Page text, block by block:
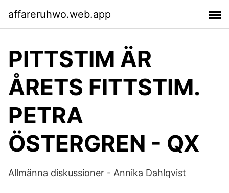
affareruhwo.web.app
PITTSTIM ÄR
ÅRETS FITTSTIM.
PETRA
ÖSTERGREN - QX
Allmänna diskussioner - Annika Dahlqvist